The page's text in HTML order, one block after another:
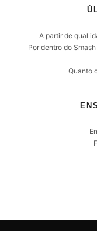
A partir de qual
Por dentro do
Quanto